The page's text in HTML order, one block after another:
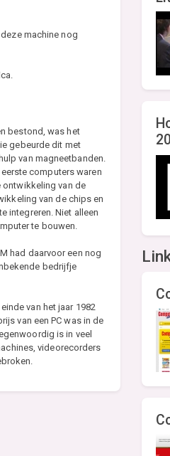
machine nog
bestond, was het
gebeurde dit met
van magneetbanden.
computers waren
ontwikkeling van de
van de chips en
integreren. Niet alleen
te bouwen.
had daarvoor een nog
bedrijfje
van het jaar 1982
van een PC was in de
is in veel
videorecorders